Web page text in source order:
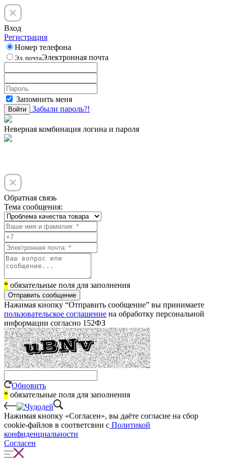
Вход
Регистрация
Номер телефона
Эл. почтаЭлектронная почта
Запомнить меня
Войти Забыли пароль?!
Неверная комбинация логина и пароля
Обратная связь
Тема сообщения:
* обязательные поля для заполнения
Отправить сообщение
Нажимая кнопку “Отправить сообщение” вы принимаете
пользовательское соглашение на обработку персональной
информации согласно 152ФЗ
Обновить
* обязательные поля для заполнения
Нажимая кнопку «Согласен», вы даёте cогласие на сбор
cookie-файлов в соответсвии с Политикой
конфиденциальности
Согласен